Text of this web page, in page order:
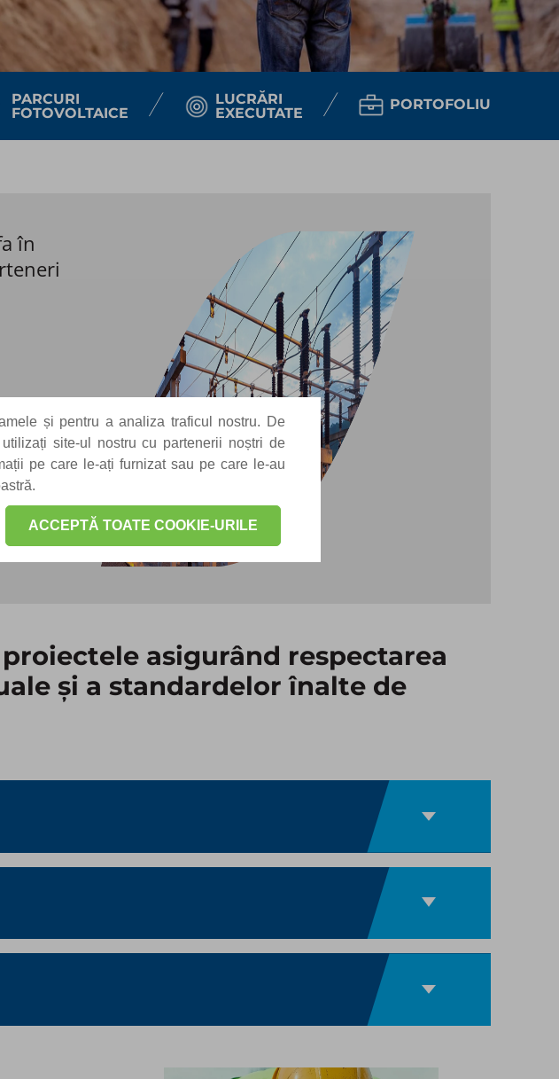
și pentru a analiza traficul nostru. De
site-ul nostru cu partenerii noștri de
pe care le-ați furnizat sau pe care le-au
ACCEPTĂ TOATE COOKIE-URILE
PARCURI
FOTOVOLTAICE
LUCRĂRI
EXECUTATE​
PORTOFOLIU
în
asigurând respectarea
și a standardelor înalte de